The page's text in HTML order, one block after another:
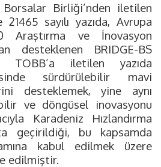
Birliği’nden iletilen
sayılı yazıda, Avrupa
Araştırma ve İnovasyon
desteklenen BRIDGE-BS
TOBB’a iletilen yazıda
sürdürülebilir mavi
desteklemek, yine aynı
ve döngüsel inovasyonu
Karadeniz Hızlandırma
geçirildiği, bu kapsamda
kabul edilmek üzere
edilmiştir.